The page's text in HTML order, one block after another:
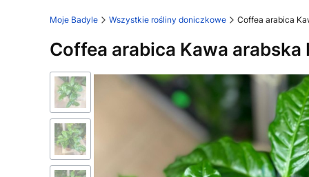
Moje Badyle Wszystkie rośliny doniczkowe Coffea arabica
Coffea arabica Kawa arabska